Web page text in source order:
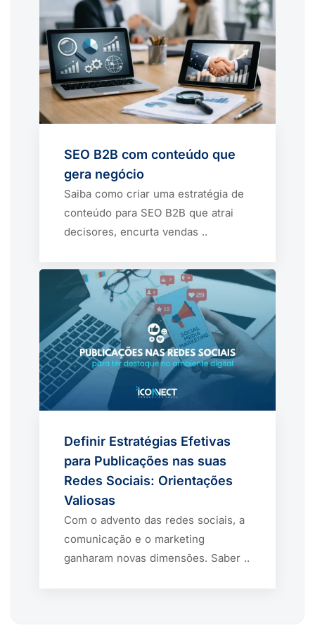
SEO B2B com conteúdo que
gera negócio
Saiba como criar uma estratégia de
conteúdo para SEO B2B que atrai
decisores, encurta vendas ..
Definir Estratégias Efetivas
para Publicações nas suas
Redes Sociais: Orientações
Valiosas
Com o advento das redes sociais, a
comunicação e o marketing
ganharam novas dimensões. Saber ..